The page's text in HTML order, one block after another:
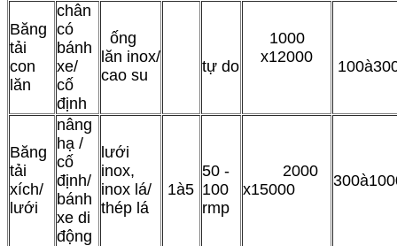
Băng
tải
con
lăn
chân
có
bánh
xe/
cố
định
ống
lăn inox/
cao su
tự do
1000
x12000
100à
Băng
tải
xích/
lưới
nâng
hạ /
cố
định/
bánh
xe di
động
lưới
inox,
inox lá/
thép lá
1à5
50 -
100
rmp
2000
x15000
300à